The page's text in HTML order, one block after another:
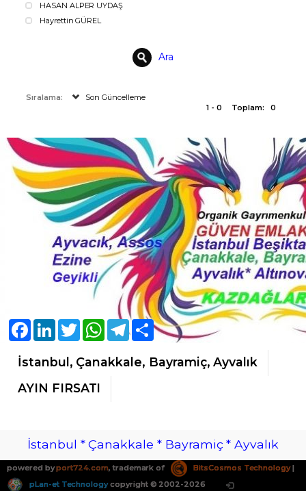
HASAN ALPER UYDAŞ
Hayrettin GÜREL
Ara
Sıralama:
Son Güncelleme
1 - 0
Toplam: 0
İstanbul, Çanakkale, Bayramiç, Ayvalık
AYIN FIRSATI
FacebookLinkedInTwitter WhatsAppTelegramShare
İstanbul * Çanakkale * Bayramiç * Ayvalık
powered byport724.com, trademark of BitsCosmos Technology|
pLan-et Technologycopyright © 2002-2026